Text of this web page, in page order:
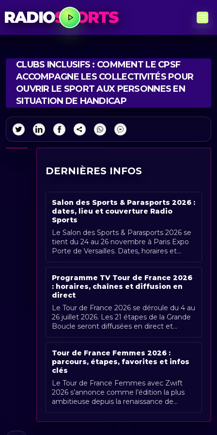
RADIOSPORTS
CLUBS INCLUSIFS : COMMENT LE CPSF
ACCOMPAGNE LES COLLECTIVITÉS POUR
OUVRIR LE SPORT AUX PERSONNES EN
SITUATION DE HANDICAP
DERNIÈRES INFOS
Salon des Sports & Parasports 2026 :
dates, lieu et couverture Radio
Sports
Le Salon des Sports & Parasports 2026 se
tient du 24 au 26 novembre à Paris Expo
Porte de Versailles. Dates, horaires et
couverture Radio Sports.
Programme TV Tour de France 2026
: horaires, chaînes et diffusion en
direct
Le Tour de France 2026 se déroule du 4 au
26 juillet 2026. Les 21 étapes de la Grande
Boucle seront diffusées en direct et
gratuitement en France par France [...]
Tour de France Femmes 2026 :
parcours, étapes, favorites et infos
clés
Le Tour de France Femmes avec Zwift
2026 s’annonce comme l’édition la plus
ambitieuse depuis la renaissance de
l’épreuve. Organisée du 1er au 9 août
2026, [...]